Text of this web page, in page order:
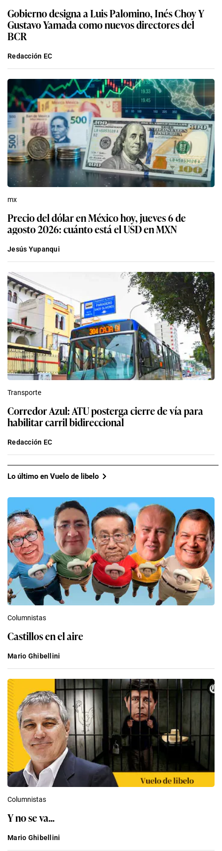
Gobierno designa a Luis Palomino, Inés Choy Y
Gustavo Yamada como nuevos directores del
BCR
Redacción EC
mx
Precio del dólar en México hoy, jueves 6 de
agosto 2026: cuánto está el USD en MXN
Jesús Yupanqui
Transporte
Corredor Azul: ATU posterga cierre de vía para
habilitar carril bidireccional
Redacción EC
Lo último en Vuelo de libelo
Columnistas
Castillos en el aire
Mario Ghibellini
Columnistas
Y no se va...
Mario Ghibellini